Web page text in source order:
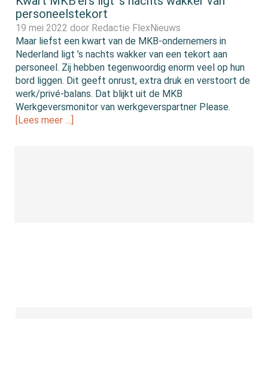
personeelstekort
19 mei 2022 door Redactie FlexNieuws
Maar liefst een kwart van de MKB-ondernemers in
Nederland ligt ’s nachts wakker van een tekort aan
personeel. Zij hebben tegenwoordig enorm veel op hun
bord liggen. Dit geeft onrust, extra druk en verstoort de
werk/privé-balans. Dat blijkt uit de MKB
Werkgeversmonitor van werkgeverspartner Please.
[Lees meer …]